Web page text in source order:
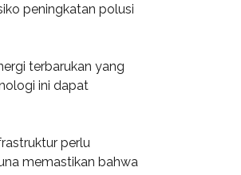
peningkatan polusi
terbarukan yang
ini dapat
perlu
memastikan bahwa